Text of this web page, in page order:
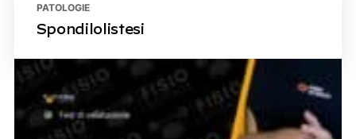
PATOLOGIE
Spondilolistesi